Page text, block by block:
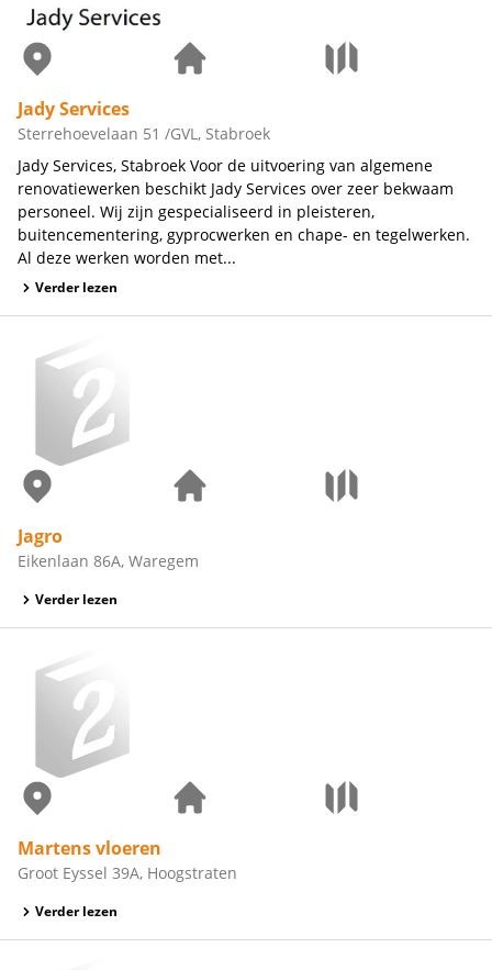
Jady Services
Sterrehoevelaan 51 /GVL, Stabroek
Jady Services, Stabroek Voor de uitvoering van algemene
renovatiewerken beschikt Jady Services over zeer bekwaam
personeel. Wij zijn gespecialiseerd in pleisteren,
buitencementering, gyprocwerken en chape- en tegelwerken.
Al deze werken worden met...
Verder lezen
Jagro
Eikenlaan 86A, Waregem
Verder lezen
Martens vloeren
Groot Eyssel 39A, Hoogstraten
Verder lezen